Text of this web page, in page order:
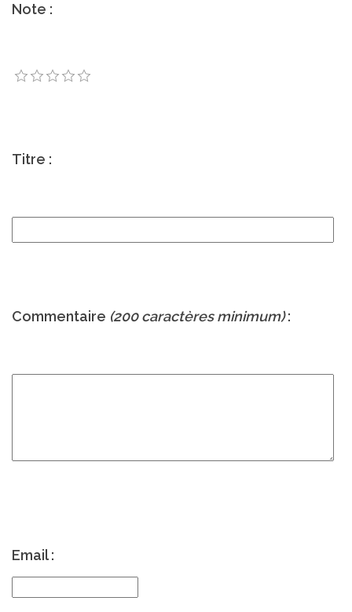
Note :
Titre :
Commentaire (200 caractères minimum):
Email :